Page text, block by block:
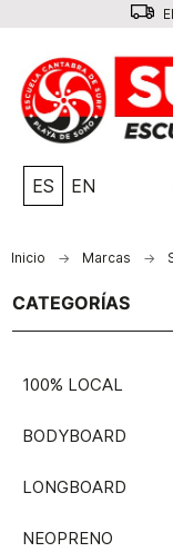
ES EN
Inicio Marcas
CATEGORÍAS
100% LOCAL
BODYBOARD
LONGBOARD
NEOPRENO